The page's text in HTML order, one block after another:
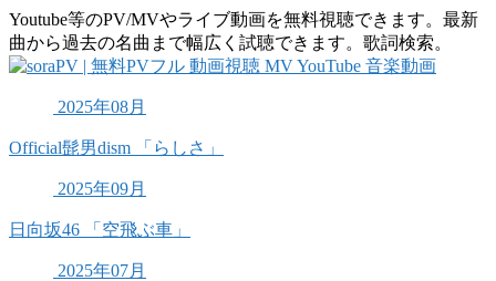
Youtube等のPV/MVやライブ動画を無料視聴できます。最新
曲から過去の名曲まで幅広く試聴できます。歌詞検索。
2025年08月
Official髭男dism 「らしさ」
2025年09月
日向坂46 「空飛ぶ車」
2025年07月